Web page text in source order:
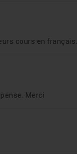
cours en français.
Merci